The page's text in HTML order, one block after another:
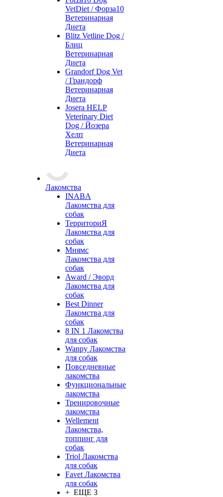
VetDiet / Форза10
Ветеринарная
Диета
Blitz Vetline Dog /
Блиц
Ветеринарная
Диета
Grandorf Dog Vet
/ Грандорф
Ветеринарная
Диета
Josera HELP
Veterinary Diet
Dog / Йозера
Хелп
Ветеринарная
Диета
Лакомства
INABA
Лакомства для
собак
ТерриториЯ
Лакомства для
собак
Мнямс
Лакомства для
собак
Award / Эворд
Лакомства для
собак
Best Dinner
Лакомства для
собак
8 IN 1 Лакомства
для собак
Wanpy Лакомства
для собак
Повседневные
лакомства
Функциональные
лакомства
Тренировочные
лакомства
Wellement
Лакомства,
топпинг для
собак
Triol Лакомства
для собак
Favet Лакомства
для собак
+ ЕЩЕ 3